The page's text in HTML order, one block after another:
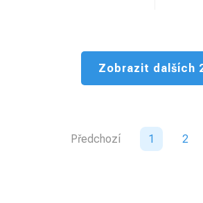
Zobrazit dalších
Předchozí 1 2